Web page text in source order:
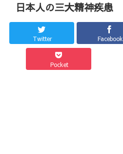
日本人の三大精神疾患
Twitter Facebook
Pocket